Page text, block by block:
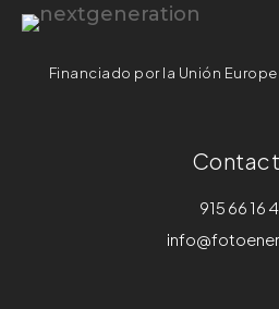
Financiado por la Unión
915 66 16